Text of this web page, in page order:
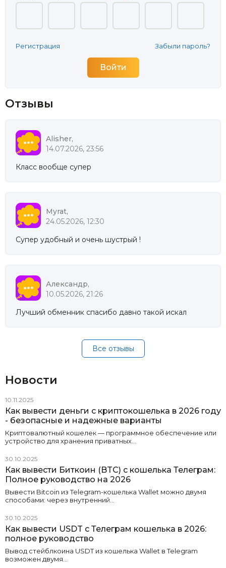
Регистрация Забыли пароль?
Отзывы
Alisher,
14.07.2026, 23:56
Класс вообще супер
Myrat,
24.05.2026, 12:30
Супер удобный и очень шустрый !
Александр,
10.05.2026, 21:26
Лучший обменник спасибо давно такой искал
Все отзывы
Новости
10.11.2025
Как вывести деньги с криптокошелька в 2026 году
- безопасные и надежные варианты
Криптовалютный кошелек — программное обеспечение или
устройство для хранения приватных…
30.10.2025
Как вывести Биткоин (BTC) с кошелька Телеграм:
Полное руководство на 2026
Вывести Bitcoin из Telegram-кошелька Wallet можно двумя
способами: через внутренний…
30.10.2025
Как вывести USDT с Телеграм кошелька в 2026:
полное руководство
Вывод стейблкоина USDT из кошелька Wallet в Telegram
возможен двумя…